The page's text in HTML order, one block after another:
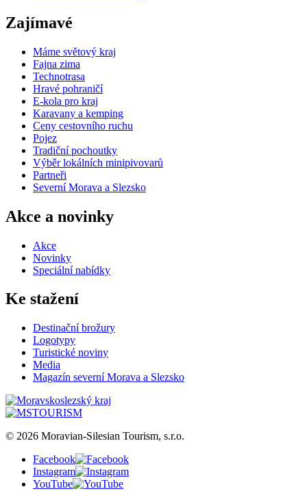
Zajímavé
Máme světový kraj
Fajna zima
Technotrasa
Hravé pohraničí
E-kola pro kraj
Karavany a kemping
Ceny cestovního ruchu
Pojez
Tradiční pochoutky
Výběr lokálních minipivovarů
Partneři
Severní Morava a Slezsko
Akce a novinky
Akce
Novinky
Speciální nabídky
Ke stažení
Destinační brožury
Logotypy
Turistické noviny
Media
Magazín severní Morava a Slezsko
© 2026 Moravian-Silesian Tourism, s.r.o.
Facebook
Instagram
YouTube